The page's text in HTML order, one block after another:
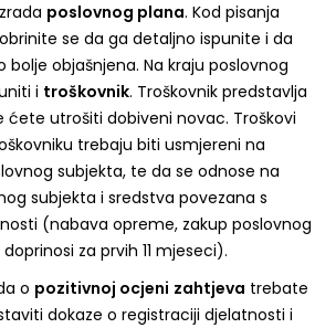
poslovnog plana. Kod pisanja
se da ga detaljno ispunite i da
objašnjena. Na kraju poslovnog
i troškovnik. Troškovnik predstavlja
ćete utrošiti dobiveni novac. Troškovi
trebaju biti usmjereni na
subjekta, te da se odnose na
subjekta i sredstva povezana s
(nabava opreme, zakup poslovnog
za prvih 11 mjeseci).
o pozitivnoj ocjeni zahtjeva trebate
dokaze o registraciji djelatnosti i